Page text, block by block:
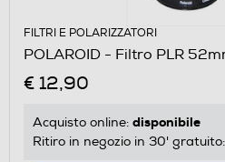
FILTRI E POLARIZZATORI
POLAROID - Filtro PLR
€ 12,90
Acquisto online: disponibile
Ritiro in negozio in 30' gratuito: